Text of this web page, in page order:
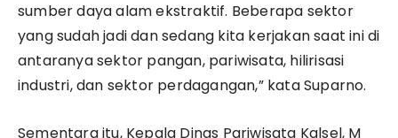
sumber daya alam ekstraktif. Beberapa sektor
yang sudah jadi dan sedang kita kerjakan saat ini di
antaranya sektor pangan, pariwisata, hilirisasi
industri, dan sektor perdagangan,” kata Suparno.
Sementara itu, Kepala Dinas Pariwisata Kalsel, M